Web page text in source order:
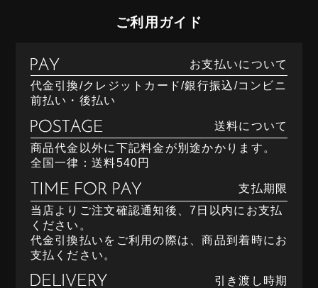
ご利用ガイド
お支払いについて
代金引換/クレジットカード/銀行振込/コンビニ
前払い・後払い
送料について
商品代金以外に下記料金が別途かかります。
全国一律：送料540円
支払期限
当店よりご注文確認通知後、7日以内にお支払
ください。
代金引換払いをご利用の際は、商品到着時にお
支払ください。
引き渡し時期